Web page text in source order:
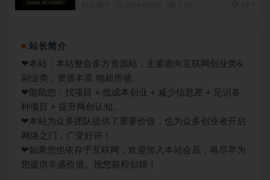
站长简介
❤本站：本站整合多方资源站，主要面向互联网创业类&
副业类，资源丰富 物超所值。
❤能助您：找项目 + 低成本创业 + 减少信息差 + 见识各
种项目 + 提升网创认知。
❤本站为众多团队提供了重要价值，也为众多创业者开启
网络之门，广受好评！
❤如果您也依存于互联网，欢迎加入本站会员，将尽早为
您提供丰盛价值。祝您前程似锦！